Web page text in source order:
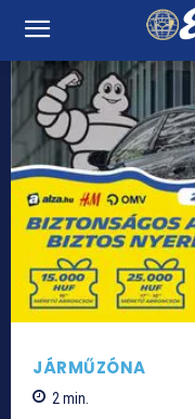
JÁRMŰZÓNA
2min.